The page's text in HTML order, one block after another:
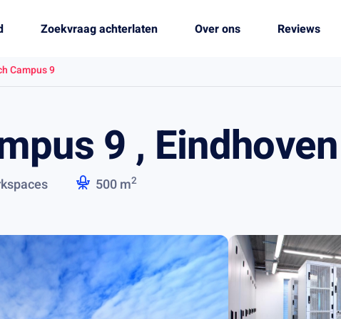
Zoekvraag achterlaten Over ons Reviews
Campus 9
9 , Eindhoven
500 m2
.